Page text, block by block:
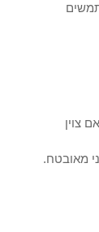
צוין
מאובטח.